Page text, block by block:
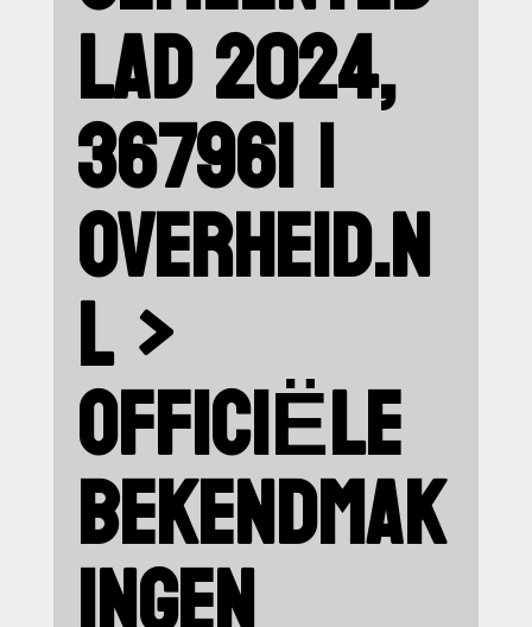
LAD 2024,
367961 |
OVERHEID.N
L >
OFFICIËLE
BEKENDMAK